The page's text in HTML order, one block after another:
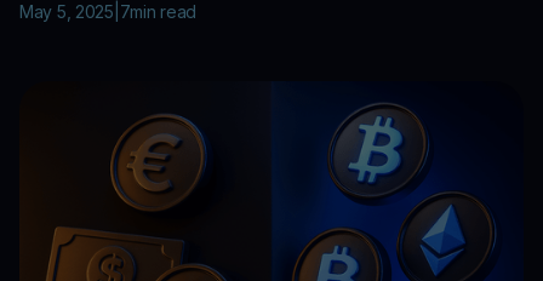
May 5, 2025 7min read